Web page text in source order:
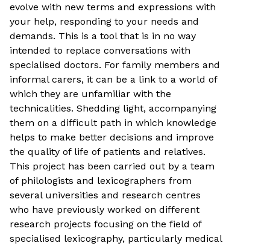
evolve with new terms and expressions with
your help, responding to your needs and
demands. This is a tool that is in no way
intended to replace conversations with
specialised doctors. For family members and
informal carers, it can be a link to a world of
which they are unfamiliar with the
technicalities. Shedding light, accompanying
them on a difficult path in which knowledge
helps to make better decisions and improve
the quality of life of patients and relatives.
This project has been carried out by a team
of philologists and lexicographers from
several universities and research centres
who have previously worked on different
research projects focusing on the field of
specialised lexicography, particularly medical